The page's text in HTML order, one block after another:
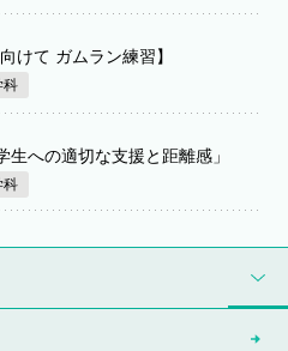
けて ガムラン練習】
科
への適切な支援と距離感」
科